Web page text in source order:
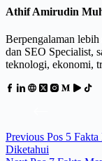
Athif Amirudin
Berpengalaman
dan SEO Specialist,
teknologi, ekonomi,
Previous Pos 5
Diketahui